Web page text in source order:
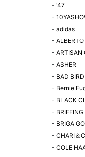
- '47
-
- adidas
- ALBERTO
- ARTISAN
- ASHER
- BAD
- Bernie
- BLACK
- BRIEFING
- BRIGA
- CHARI＆
- COLE